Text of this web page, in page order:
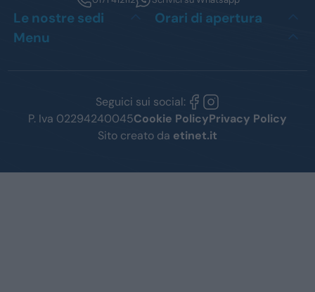
Le nostre sedi
Orari di apertura
Menu
Seguici sui social:
P. Iva 02294240045Cookie PolicyPrivacy Policy
Sito creato da etinet.it